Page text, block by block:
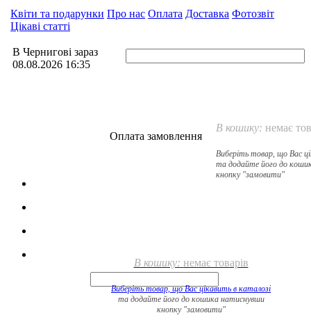
Квіти та подарунки Про нас Оплата Доставка Фотозвіт
Цікаві статті
В Чернигові зараз
08.08.2026 16:35
В кошику: немає
Виберіть товар, що Вас
та додайте його до
кнопку "замовити"
Оплата замовлення
В кошику: немає товарів
Виберіть товар, що Вас цікавить в каталозі
та додайте його до кошика натиснувши
кнопку "замовити"